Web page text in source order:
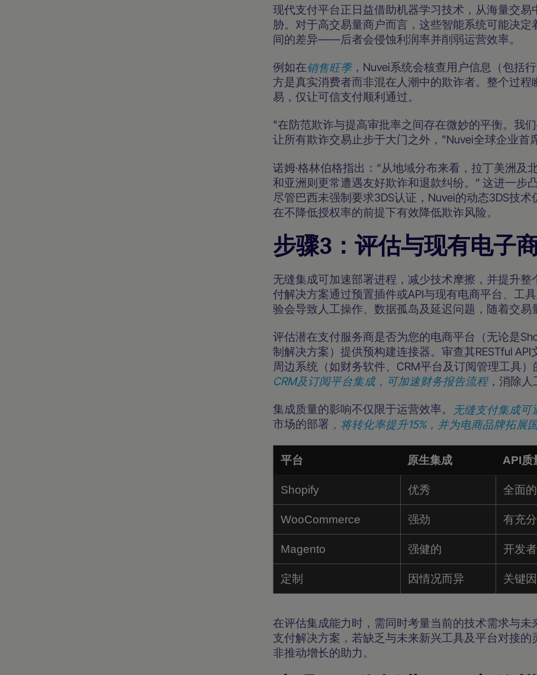
现代支付平台正日益借助机器学习技术，从海量交
胁。对于高交易量商户而言，这些智能系统可能决
间的差异——后者会侵蚀利润率并削弱运营效率。
例如在销售旺季，Nuvei系统会核查用户信息（包括
方是真实消费者而非混在人潮中的欺诈者。整个过
易，仅让可信支付顺利通过。
"在防范欺诈与提高审批率之间存在微妙的平衡。我
让所有欺诈交易止步于大门之外，"Nuvei全球企业首
诺姆·格林伯格指出：“从地域分布来看，拉丁美洲及
和亚洲则更常遭遇友好欺诈和退款纠纷。” 这进一步
尽管巴西未强制要求3DS认证，Nuvei的动态3DS技
在不降低授权率的前提下有效降低欺诈风险。
步骤3：评估与现有电子
无缝集成可加速部署进程，减少技术摩擦，并提升
付解决方案通过预置插件或API与现有电商平台、工
验会导致人工操作、数据孤岛及延迟问题，随着交易
评估潜在支付服务商是否为您的电商平台（无论是
制解决方案）提供预构建连接器。审查其RESTful
周边系统（如财务软件、CRM平台及订阅管理工具）
CRM及订阅平台集成，可加速财务报告流程，消除人
集成质量的影响不仅限于运营效率。 无缝支付集成可
市场的部署 ，将转化率提升15%，并为电商品牌拓展
平台 原生集成 API质
Shopify 优秀 全面的
WooCommerce 强劲 有充
Magento 强健的 开发
定制 因情况而异 关键
在评估集成能力时，需同时考量当前的技术需求与
支付解决方案，若缺乏与未来新兴工具及平台对接
非推动增长的助力。